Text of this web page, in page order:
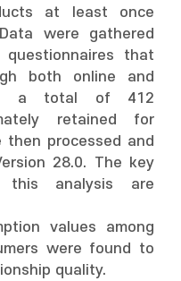
at least once
were gathered
questionnaires that
both online and
a total of 412
retained for
then processed and
28.0. The key
this analysis are
values among
were found to
quality.